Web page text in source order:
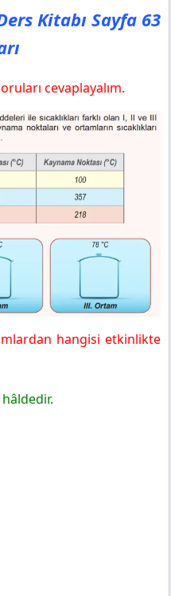
Kitabı Sayfa 63
cevaplayalım.
hangisi etkinlikte